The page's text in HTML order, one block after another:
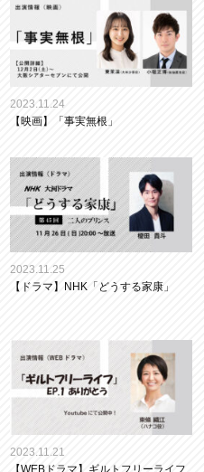
2023.11.24
【映画】「事実無根」
2023.11.25
【ドラマ】NHK「どうする家康」
2023.11.21
【WEBドラマ】ギルトフリーライフ